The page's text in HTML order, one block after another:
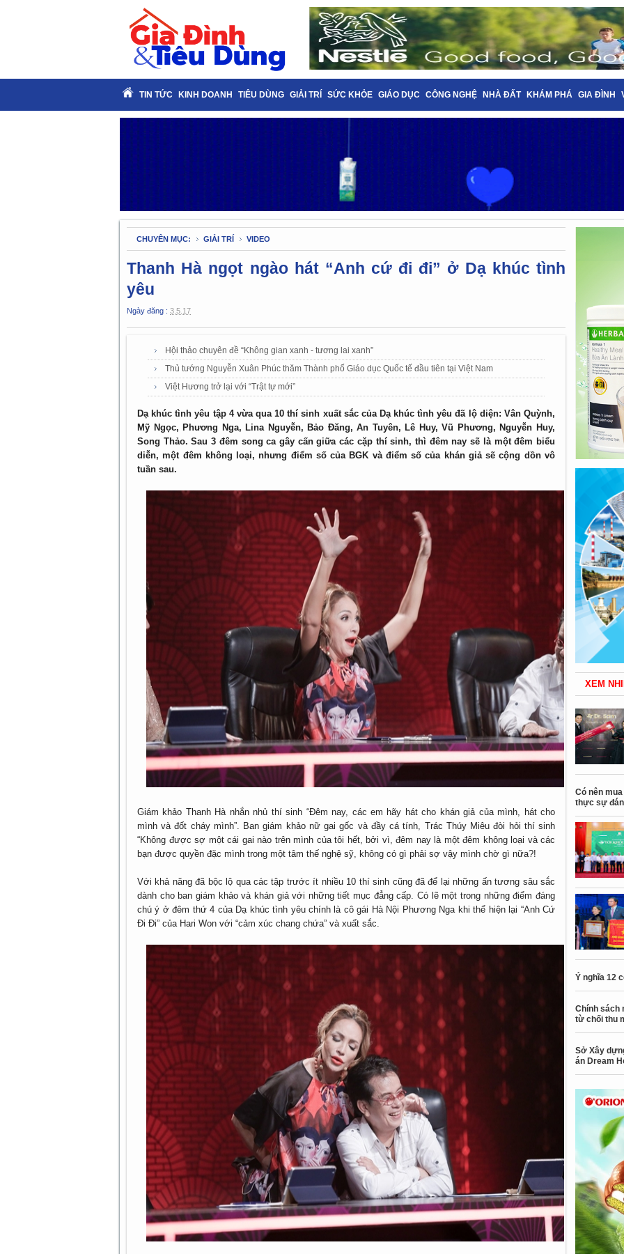
TIN TỨC KINH DOANH TIÊU DÙNG GIẢI TRÍ SỨC KHỎE GIÁO DỤC CÔNG NGHỆ NHÀ ĐẤT KHÁM PHÁ GIA ĐÌNH
CHUYÊN MỤC: GIẢI TRÍ VIDEO
Thanh Hà ngọt ngào hát “Anh cứ đi đi” ở Dạ khúc tình
yêu
Ngày đăng : 3.5.17
Hội thảo chuyên đề “Không gian xanh - tương lai xanh”
Thủ tướng Nguyễn Xuân Phúc thăm Thành phố Giáo dục Quốc tế đầu tiên tại Việt Nam
Việt Hương trở lại với “Trật tự mới”
Dạ khúc tình yêu tập 4 vừa qua 10 thí sinh xuất sắc của Dạ khúc tình yêu đã lộ diện: Vân Quỳnh,
Mỹ Ngọc, Phương Nga, Lina Nguyễn, Bảo Đăng, An Tuyên, Lê Huy, Vũ Phương, Nguyễn Huy,
Song Thảo. Sau 3 đêm song ca gây cấn giữa các cặp thí sinh, thì đêm nay sẽ là một đêm biểu
diễn, một đêm không loại, nhưng điểm số của BGK và điểm số của khán giả sẽ cộng dồn vô
tuần sau.
Giám khảo Thanh Hà nhắn nhủ thí sinh “Đêm nay, các em hãy hát cho khán giả của mình, hát cho
mình và đốt cháy mình”. Ban giám khảo nữ gai gốc và đầy cá tính, Trác Thúy Miêu đòi hỏi thí sinh
“Không được sợ một cái gai nào trên mình của tôi hết, bởi vì, đêm nay là một đêm không loại và các
bạn được quyền đặc mình trong một tâm thế nghệ sỹ, không có gì phải sợ vậy mình chờ gì nữa?!
Với khả năng đã bộc lộ qua các tập trước ít nhiều 10 thí sinh cũng đã để lại những ấn tương sâu sắc
dành cho ban giám khảo và khán giả với những tiết mục đẳng cấp. Có lẽ một trong những điểm đáng
chú ý ở đêm thứ 4 của Dạ khúc tình yêu chính là cô gái Hà Nội Phương Nga khi thể hiện lại “Anh Cứ
Đi Đi” của Hari Won với “cảm xúc chang chứa” và xuất sắc.
XEM
Có nên
thực sự
Ý nghĩa 12
Chính sách
từ chối thu
Sở Xây
án Dream